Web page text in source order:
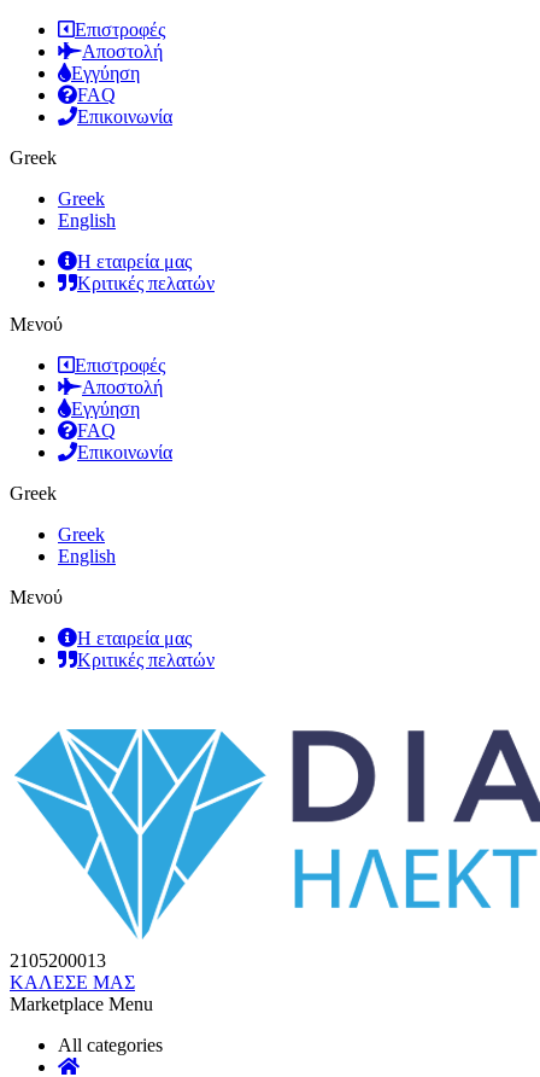
Επιστροφές
Αποστολή
Εγγύηση
FAQ
Επικοινωνία
Greek
Greek
English
Η εταιρεία μας
Κριτικές πελατών
Μενού
Επιστροφές
Αποστολή
Εγγύηση
FAQ
Επικοινωνία
Greek
Greek
English
Μενού
Η εταιρεία μας
Κριτικές πελατών
2105200013
ΚΑΛΕΣΕ ΜΑΣ
Marketplace Menu
All categories